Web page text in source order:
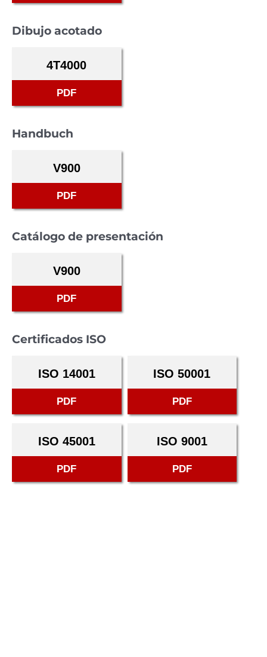
Dibujo acotado
4T4000
PDF
Handbuch
V900
PDF
Catálogo de presentación
V900
PDF
Certificados ISO
ISO 14001
PDF
ISO 50001
PDF
ISO 45001
PDF
ISO 9001
PDF